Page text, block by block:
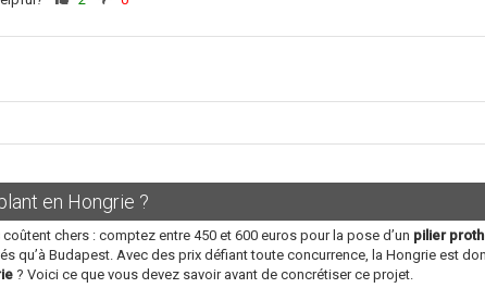
en Hongrie ?
coûtent chers : comptez entre 450 et 600 euros pour la pose d’un pilier
qu’à Budapest. Avec des prix défiant toute concurrence, la Hongrie est
? Voici ce que vous devez savoir avant de concrétiser ce projet.